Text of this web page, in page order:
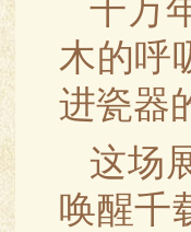
千万
木的呼
进瓷器
这场
唤醒千